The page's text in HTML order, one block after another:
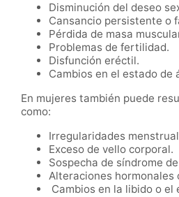
Disminución del deseo
Cansancio persistente o
Pérdida de masa
Problemas de fertilidad.
Disfunción eréctil.
Cambios en el estado de
En mujeres también puede
como:
Irregularidades
Exceso de vello corporal.
Sospecha de síndrome
Alteraciones hormonales
Cambios en la libido o el